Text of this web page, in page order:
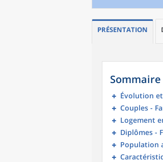
PRÉSENTATION
Sommaire
Évolution
Couples -
Logement
Diplômes -
Population